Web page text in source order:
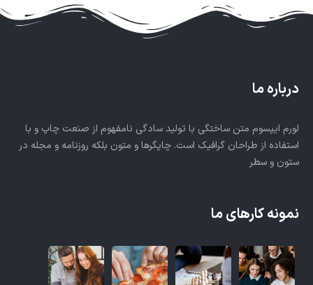
درباره ما
لورم ایپسوم متن ساختگی با تولید سادگی نامفهوم از صنعت چاپ و با
استفاده از طراحان گرافیک است. چاپگرها و متون بلکه روزنامه و مجله در
ستون و سطر
نمونه کارهای ما